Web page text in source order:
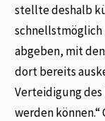
stellte deshalb
schnellstmöglich
abgeben, mit
dort bereits
Verteidigung des
werden